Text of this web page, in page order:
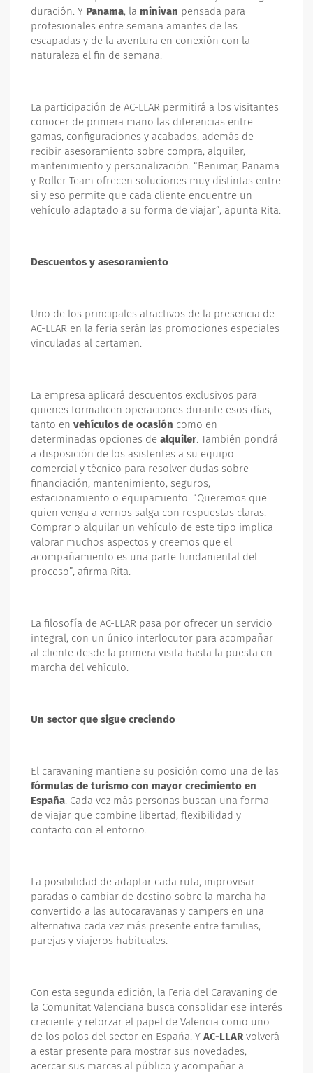
duración. Y Panama, la minivan pensada para
profesionales entre semana amantes de las
escapadas y de la aventura en conexión con la
naturaleza el fin de semana.
La participación de AC-LLAR permitirá a los visitantes
conocer de primera mano las diferencias entre
gamas, configuraciones y acabados, además de
recibir asesoramiento sobre compra, alquiler,
mantenimiento y personalización. “Benimar, Panama
y Roller Team ofrecen soluciones muy distintas entre
sí y eso permite que cada cliente encuentre un
vehículo adaptado a su forma de viajar”, apunta Rita.
Descuentos y asesoramiento
Uno de los principales atractivos de la presencia de
AC-LLAR en la feria serán las promociones especiales
vinculadas al certamen.
La empresa aplicará descuentos exclusivos para
quienes formalicen operaciones durante esos días,
tanto en vehículos de ocasión como en
determinadas opciones de alquiler. También pondrá
a disposición de los asistentes a su equipo
comercial y técnico para resolver dudas sobre
financiación, mantenimiento, seguros,
estacionamiento o equipamiento. “Queremos que
quien venga a vernos salga con respuestas claras.
Comprar o alquilar un vehículo de este tipo implica
valorar muchos aspectos y creemos que el
acompañamiento es una parte fundamental del
proceso”, afirma Rita.
La filosofía de AC-LLAR pasa por ofrecer un servicio
integral, con un único interlocutor para acompañar
al cliente desde la primera visita hasta la puesta en
marcha del vehículo.
Un sector que sigue creciendo
El caravaning mantiene su posición como una de las
fórmulas de turismo con mayor crecimiento en
España. Cada vez más personas buscan una forma
de viajar que combine libertad, flexibilidad y
contacto con el entorno.
La posibilidad de adaptar cada ruta, improvisar
paradas o cambiar de destino sobre la marcha ha
convertido a las autocaravanas y campers en una
alternativa cada vez más presente entre familias,
parejas y viajeros habituales.
Con esta segunda edición, la Feria del Caravaning de
la Comunitat Valenciana busca consolidar ese interés
creciente y reforzar el papel de Valencia como uno
de los polos del sector en España. Y AC-LLAR volverá
a estar presente para mostrar sus novedades,
acercar sus marcas al público y acompañar a